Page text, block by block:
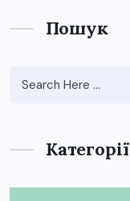
Пошук
Категорії